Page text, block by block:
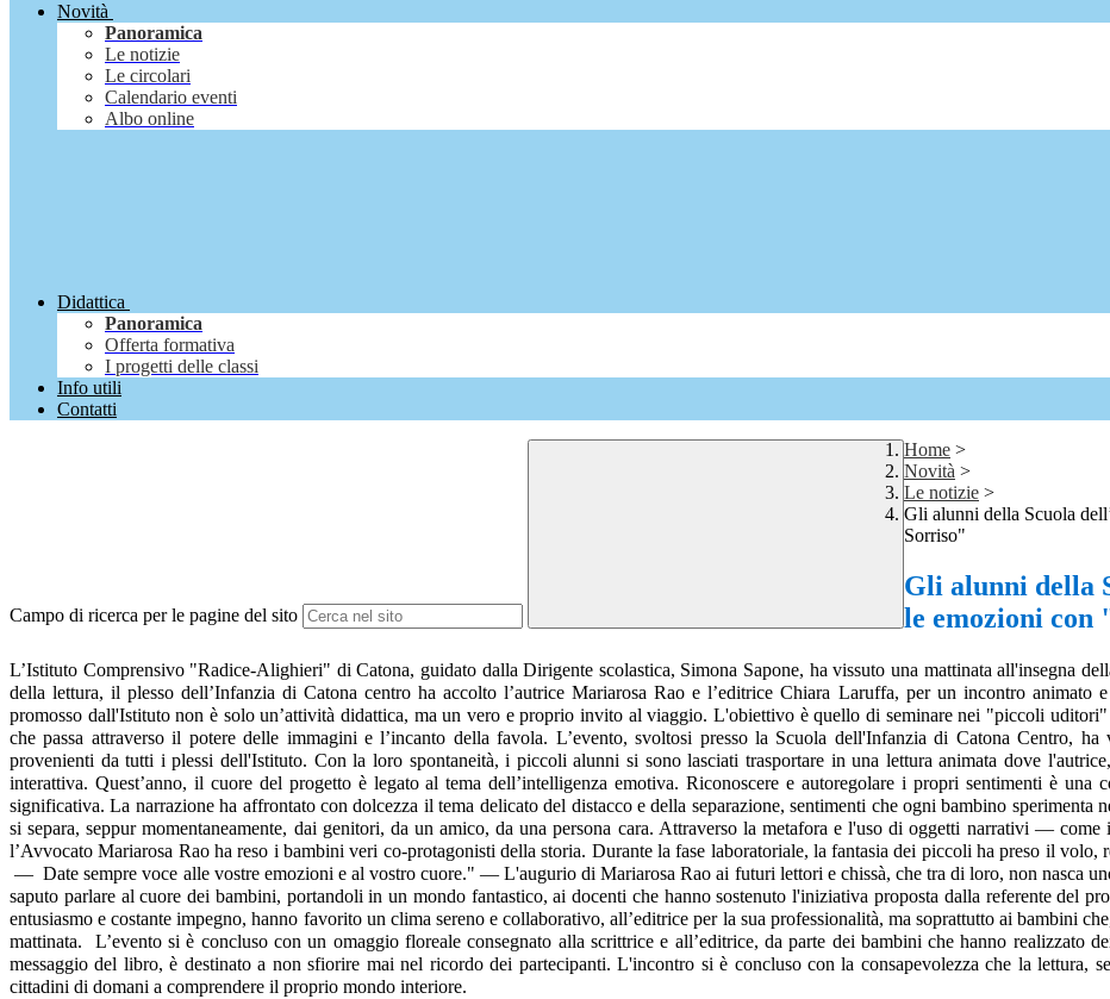
Novità
Panoramica
Le notizie
Le circolari
Calendario eventi
Albo online
Didattica
Panoramica
Offerta formativa
I progetti delle classi
Info utili
Contatti
Campo di ricerca per le pagine del sito
Home >
Novità >
Le notizie >
Gli alunni della Scuola
Sorriso"
Gli alunni della
le emozioni
L’Istituto Comprensivo "Radice-Alighieri" di Catona, guidato dalla Dirigente scolastica, Simona Sapone, ha vissuto una mattinata all'insegna
della lettura, il plesso dell’Infanzia di Catona centro ha accolto l’autrice Mariarosa Rao e l’editrice Chiara Laruffa, per un incontro animato
promosso dall'Istituto non è solo un’attività didattica, ma un vero e proprio invito al viaggio. L'obiettivo è quello di seminare nei "piccoli
che passa attraverso il potere delle immagini e l’incanto della favola. L’evento, svoltosi presso la Scuola dell'Infanzia di Catona Centro,
provenienti da tutti i plessi dell'Istituto. Con la loro spontaneità, i piccoli alunni si sono lasciati trasportare in una lettura animata dove
interattiva. Quest’anno, il cuore del progetto è legato al tema dell’intelligenza emotiva. Riconoscere e autoregolare i propri sentimenti è una
significativa. La narrazione ha affrontato con dolcezza il tema delicato del distacco e della separazione, sentimenti che ogni bambino sperimenta
si separa, seppur momentaneamente, dai genitori, da un amico, da una persona cara. Attraverso la metafora e l'uso di oggetti narrativi —
l’Avvocato Mariarosa Rao ha reso i bambini veri co-protagonisti della storia. Durante la fase laboratoriale, la fantasia dei piccoli ha preso il
— Date sempre voce alle vostre emozioni e al vostro cuore." — L'augurio di Mariarosa Rao ai futuri lettori e chissà, che tra di loro, non nasca
saputo parlare al cuore dei bambini, portandoli in un mondo fantastico, ai docenti che hanno sostenuto l'iniziativa proposta dalla referente del
entusiasmo e costante impegno, hanno favorito un clima sereno e collaborativo, all’editrice per la sua professionalità, ma soprattutto ai bambini
mattinata. L’evento si è concluso con un omaggio floreale consegnato alla scrittrice e all’editrice, da parte dei bambini che hanno
messaggio del libro, è destinato a non sfiorire mai nel ricordo dei partecipanti. L'incontro si è concluso con la consapevolezza che la lettura,
cittadini di domani a comprendere il proprio mondo interiore.